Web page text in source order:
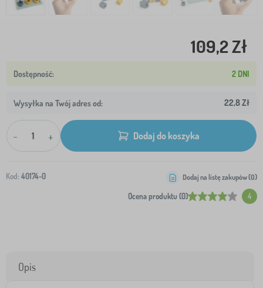
109,2 Zł
2 DNI
Wysyłka na Twój adres od: 22,8 Zł
- + Dodaj do koszyka
Kod: 40174-0
Ocena produktu (0) 4
Dodaj na listę zakupów (0)
Opis